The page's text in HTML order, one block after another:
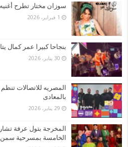
سوزان مختار تطرح
1 فبراير، 2026
بنجاحا كبيرا عمر كمال
30 يناير، 2026
المصريه للاتصالات
بالمعادى
29 يناير، 2026
المخرجة بتول عرفة
الخامسة بمسرحية